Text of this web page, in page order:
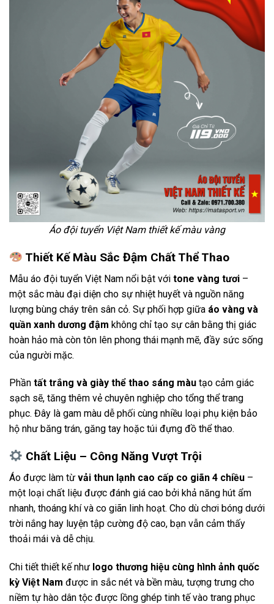
Áo đội tuyển Việt Nam thiết kế màu vàng
Thiết Kế Màu Sắc Đậm Chất Thể Thao
Mẫu áo đội tuyển Việt Nam nổi bật với tone vàng tươi –
một sắc màu đại diện cho sự nhiệt huyết và nguồn năng
lượng bùng cháy trên sân cỏ. Sự phối hợp giữa áo vàng và
quần xanh dương đậm không chỉ tạo sự cân bằng thị giác
hoàn hảo mà còn tôn lên phong thái mạnh mẽ, đầy sức sống
của người mặc.
Phần tất trắng và giày thể thao sáng màu tạo cảm giác
sạch sẽ, tăng thêm vẻ chuyên nghiệp cho tổng thể trang
phục. Đây là gam màu dễ phối cùng nhiều loại phụ kiện bảo
hộ như băng trán, găng tay hoặc túi đựng đồ thể thao.
Chất Liệu – Công Năng Vượt Trội
Áo được làm từ vải thun lạnh cao cấp co giãn 4 chiều –
một loại chất liệu được đánh giá cao bởi khả năng hút ẩm
nhanh, thoáng khí và co giãn linh hoạt. Cho dù chơi bóng dưới
trời nắng hay luyện tập cường độ cao, bạn vẫn cảm thấy
thoải mái và dễ chịu.
Chi tiết thiết kế như logo thương hiệu cùng hình ảnh quốc
kỳ Việt Nam được in sắc nét và bền màu, tượng trưng cho
niềm tự hào dân tộc được lồng ghép tinh tế vào trang phục